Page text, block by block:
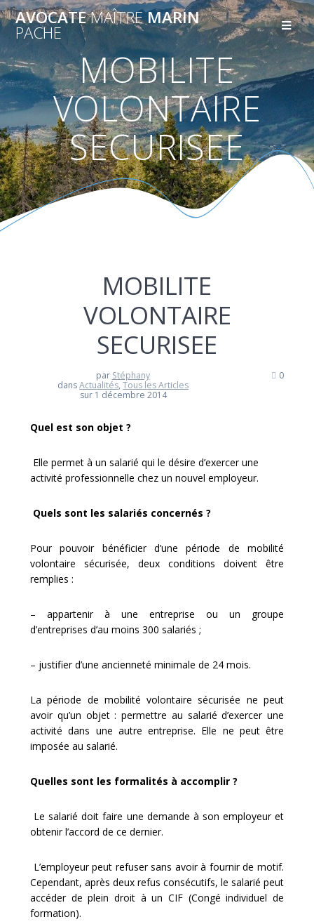
AVOCATEMAÎTREMARIN
PACHE
MOBILITE
VOLONTAIRE
SECURISEE
MOBILITE
VOLONTAIRE
SECURISEE
par Stéphany
dansActualités,Tous les Articles
sur 1 décembre 2014
0
Quel est son objet ?
Elle permet à un salarié qui le désire d’exercer une
activité professionnelle chez un nouvel employeur.
Quels sont les salariés concernés ?
Pour pouvoir bénéficier d’une période de mobilité
volontaire sécurisée, deux conditions doivent être
remplies :
– appartenir à une entreprise ou un groupe
d’entreprises d’au moins 300 salariés ;
– justifier d’une ancienneté minimale de 24 mois.
La période de mobilité volontaire sécurisée ne peut
avoir qu’un objet : permettre au salarié d’exercer une
activité dans une autre entreprise. Elle ne peut être
imposée au salarié.
Quelles sont les formalités à accomplir ?
Le salarié doit faire une demande à son employeur et
obtenir l’accord de ce dernier.
L’employeur peut refuser sans avoir à fournir de motif.
Cependant, après deux refus consécutifs, le salarié peut
accéder de plein droit à un CIF (Congé individuel de
formation).